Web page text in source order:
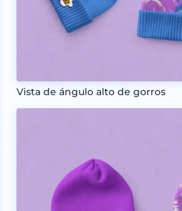
Vista de ángulo alto de gorros